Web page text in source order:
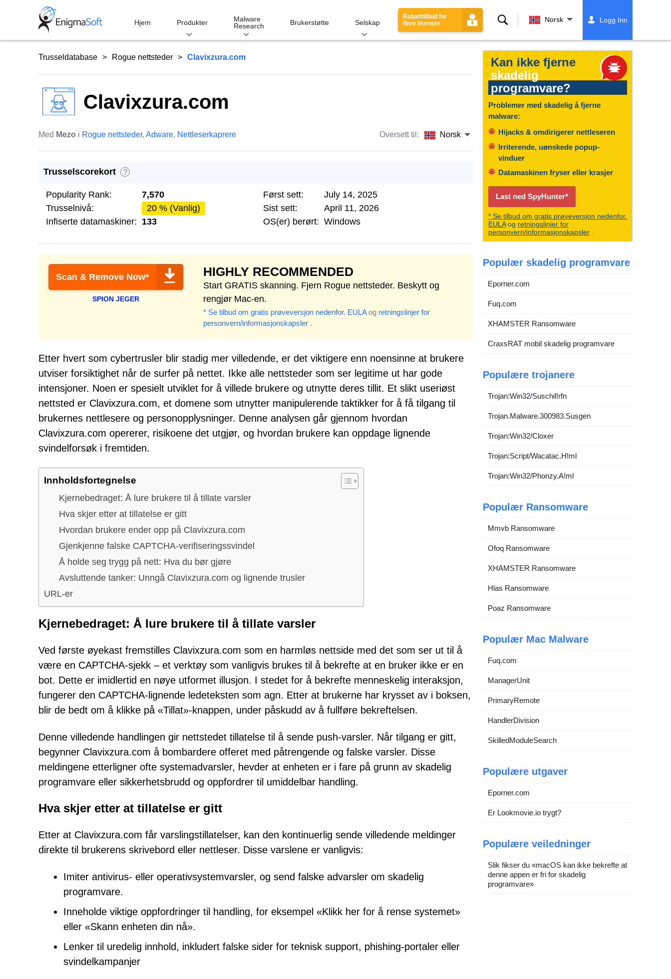
Hjem Produkter
Malware
Research
Brukerstøtte Selskap
Rabatttilbud for
flere lisenser
Søk Norsk Logg Inn
Trusseldatabase Rogue nettsteder Clavixzura.com
Clavixzura.com
Med Mezo i Rogue nettsteder, Adware, Nettleserkaprere Oversett til: Norsk
Trusselscorekort ?
Popularity Rank:
7,570
Trusselnivå:
20 % (Vanlig)
Infiserte datamaskiner: 133
Først sett:
July 14, 2025
Sist sett:
April 11, 2026
OS(er) berørt: Windows
Scan & Remove Now*
SPION JEGER
HIGHLY RECOMMENDED
Start GRATIS skanning. Fjern Rogue nettsteder. Beskytt og
rengjør Mac-en.
* Se tilbud om gratis prøveversjon nedenfor. EULAog retningslinjer for
personvern/informasjonskapsler .
Etter hvert som cybertrusler blir stadig mer villedende, er det viktigere enn noensinne at brukere
utviser forsiktighet når de surfer på nettet. Ikke alle nettsteder som ser legitime ut har gode
intensjoner. Noen er spesielt utviklet for å villede brukere og utnytte deres tillit. Et slikt useriøst
nettsted er Clavixzura.com, et domene som utnytter manipulerende taktikker for å få tilgang til
brukernes nettlesere og personopplysninger. Denne analysen går gjennom hvordan
Clavixzura.com opererer, risikoene det utgjør, og hvordan brukere kan oppdage lignende
svindelforsøk i fremtiden.
Innholdsfortegnelse
Kjernebedraget: Å lure brukere til å tillate varsler
Hva skjer etter at tillatelse er gitt
Hvordan brukere ender opp på Clavixzura.com
Gjenkjenne falske CAPTCHA-verifiseringssvindel
Å holde seg trygg på nett: Hva du bør gjøre
Avsluttende tanker: Unngå Clavixzura.com og lignende trusler
URL-er
Kjernebedraget: Å lure brukere til å tillate varsler
Ved første øyekast fremstilles Clavixzura.com som en harmløs nettside med det som ser ut til å
være en CAPTCHA-sjekk – et verktøy som vanligvis brukes til å bekrefte at en bruker ikke er en
bot. Dette er imidlertid en nøye utformet illusjon. I stedet for å bekrefte menneskelig interaksjon,
fungerer den CAPTCHA-lignende ledeteksten som agn. Etter at brukerne har krysset av i boksen,
blir de bedt om å klikke på «Tillat»-knappen, under påskudd av å fullføre bekreftelsen.
Denne villedende handlingen gir nettstedet tillatelse til å sende push-varsler. Når tilgang er gitt,
begynner Clavixzura.com å bombardere offeret med påtrengende og falske varsler. Disse
meldingene etterligner ofte systemadvarsler, hevder at enheten er i fare på grunn av skadelig
programvare eller sikkerhetsbrudd og oppfordrer til umiddelbar handling.
Hva skjer etter at tillatelse er gitt
Etter at Clavixzura.com får varslingstillatelser, kan den kontinuerlig sende villedende meldinger
direkte til brukerens skrivebord eller nettleser. Disse varslene er vanligvis:
Imiter antivirus- eller operativsystemvarsler, og send falske advarsler om skadelig
programvare.
Inneholde viktige oppfordringer til handling, for eksempel «Klikk her for å rense systemet»
eller «Skann enheten din nå».
Lenker til uredelig innhold, inkludert falske sider for teknisk support, phishing-portaler eller
svindelkampanjer
Kan ikke fjerne
skadelig
programvare?
Problemer med skadelig å fjerne
malware:
Hijacks & omdirigerer nettleseren
Irriterende, uønskede popup-
vinduer
Datamaskinen fryser eller krasjer
Last ned SpyHunter*
* Se tilbud om gratis prøveversjon nedenfor.
EULAog retningslinjer for
personvern/informasjonskapsler
Populær skadelig programvare
Eporner.com
Fuq.com
XHAMSTER Ransomware
CraxsRAT mobil skadelig programvare
Populære trojanere
Trojan:Win32/Suschil!rfn
Trojan.Malware.300983.Susgen
Trojan:Win32/Cloxer
Trojan:Script/Wacatac.H!ml
Trojan:Win32/Phonzy.A!ml
Populær Ransomware
Mmvb Ransomware
Ofoq Ransomware
XHAMSTER Ransomware
Hlas Ransomware
Poaz Ransomware
Populær Mac Malware
Fuq.com
ManagerUnit
PrimaryRemote
HandlerDivision
SkilledModuleSearch
Populære utgaver
Eporner.com
Er Lookmovie.io trygt?
Populære veiledninger
Slik fikser du «macOS kan ikke bekrefte at
denne appen er fri for skadelig
programvare»